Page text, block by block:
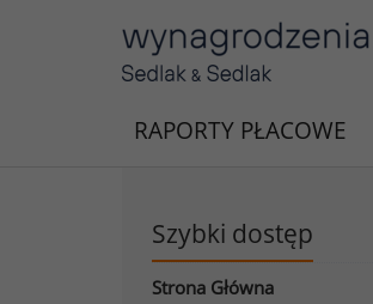
RAPORTY PŁACOWE
Szybki dostęp
Strona Główna